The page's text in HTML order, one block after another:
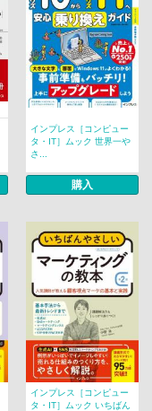
インプレス［コンピュー
タ・IT］ムック 世界一や
さ...
購入
インプレス［コンピュー
タ・IT］ムック いちばん